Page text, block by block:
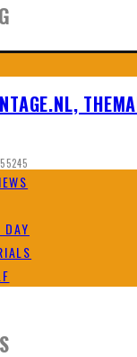
55245